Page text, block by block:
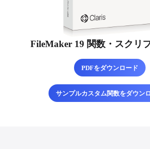
FileMaker 19 関数・スクリ
PDFをダウンロード
サンプルカスタム関数をダウン